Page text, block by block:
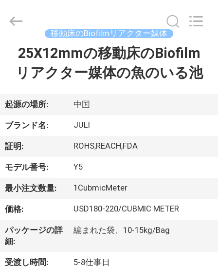
製
品
わ
た
た
ち
に
Tongxiang
Reserved.
移動床のBiofilmリアクター媒体
25X12mmの移動床のBiofilm
リアクター媒体の魚のいる池
起源の場所: 中国
ブランド名: JULI
証明: ROHS,REACH,FDA
モデル番号: Y5
最小注文数量: 1CubmicMeter
価格: USD180-220/CUBMIC METER
パッケージの詳
細:
編まれた袋、10-15kg/Bag
受渡し時間: 5-8仕事日